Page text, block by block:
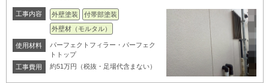
工事内容 外壁塗装
付帯部塗装
外壁材（モルタル）
使用材料
パーフェクトフィラー・パーフェク
トトップ
工事費用
約51万円（税抜・足場代含まない）